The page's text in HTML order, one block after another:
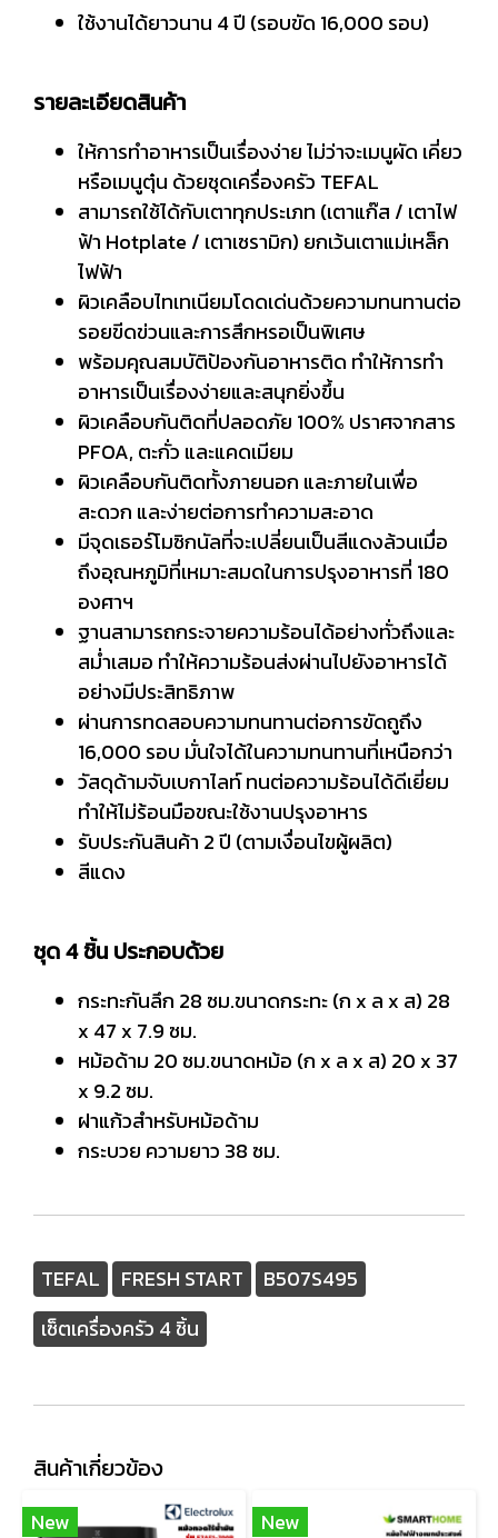
ใช้งานได้ยาวนาน 4 ปี (รอบขัด 16,000 รอบ)
รายละเอียดสินค้า
ให้การทำอาหารเป็นเรื่องง่าย ไม่ว่าจะเมนูผัด เคี่ยว
หรือเมนูตุ๋น ด้วยชุดเครื่องครัว TEFAL
สามารถใช้ได้กับเตาทุกประเภท (เตาแก๊ส / เตาไฟ
ฟ้า Hotplate / เตาเซรามิก) ยกเว้นเตาแม่เหล็ก
ไฟฟ้า
ผิวเคลือบไทเทเนียมโดดเด่นด้วยความทนทานต่อ
รอยขีดข่วนและการสึกหรอเป็นพิเศษ
พร้อมคุณสมบัติป้องกันอาหารติด ทำให้การทำ
อาหารเป็นเรื่องง่ายและสนุกยิ่งขึ้น
ผิวเคลือบกันติดที่ปลอดภัย 100% ปราศจากสาร
PFOA, ตะกั่ว และแคดเมียม
ผิวเคลือบกันติดทั้งภายนอก และภายในเพื่อ
สะดวก และง่ายต่อการทำความสะอาด
มีจุดเธอร์โมซิกนัลที่จะเปลี่ยนเป็นสีแดงล้วนเมื่อ
ถึงอุณหภูมิที่เหมาะสมดในการปรุงอาหารที่ 180
องศาฯ
ฐานสามารถกระจายความร้อนได้อย่างทั่วถึงและ
สม่ำเสมอ ทำให้ความร้อนส่งผ่านไปยังอาหารได้
อย่างมีประสิทธิภาพ
ผ่านการทดสอบความทนทานต่อการขัดถูถึง
16,000 รอบ มั่นใจได้ในความทนทานที่เหนือกว่า
วัสดุด้ามจับเบกาไลท์ ทนต่อความร้อนได้ดีเยี่ยม
ทำให้ไม่ร้อนมือขณะใช้งานปรุงอาหาร
รับประกันสินค้า 2 ปี (ตามเงื่อนไขผู้ผลิต)
สีแดง
ชุด 4 ชิ้น ประกอบด้วย
กระทะกันลึก 28 ซม.ขนาดกระทะ (ก x ล x ส) 28
x 47 x 7.9 ซม.
หม้อด้าม 20 ซม.ขนาดหม้อ (ก x ล x ส) 20 x 37
x 9.2 ซม.
ฝาแก้วสำหรับหม้อด้าม
กระบวย ความยาว 38 ซม.
TEFAL FRESH START
B507S495
เซ็ตเครื่องครัว 4 ชิ้น
สินค้าเกี่ยวข้อง
New New